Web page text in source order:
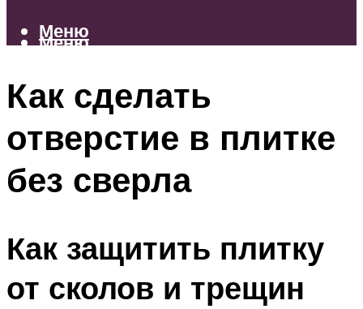
Меню
Меню
Как сделать
отверстие в плитке
без сверла
Как защитить плитку
от сколов и трещин